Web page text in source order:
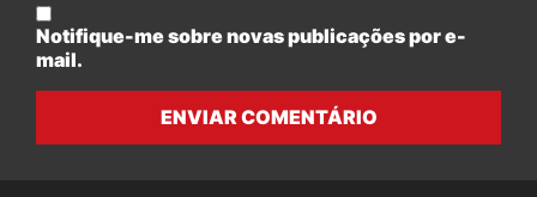
Notifique-me sobre novas publicações por e-
mail.
ENVIAR COMENTÁRIO